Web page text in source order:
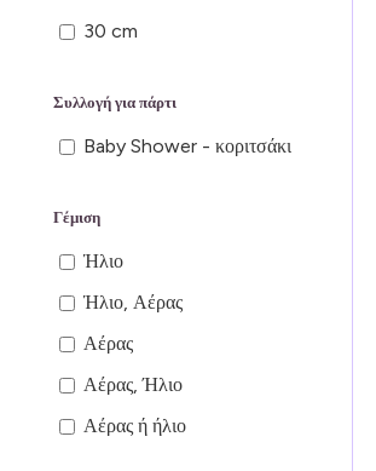
φούσκωμα; 22,5 x 29,5"
29
30
41
103
30 cm
Συλλογή για πάρτι
Baby Shower - κοριτσάκι
Γέμιση
Ήλιο
Ήλιο, Αέρας
Αέρας
Αέρας, Ήλιο
Αέρας ή ήλιο